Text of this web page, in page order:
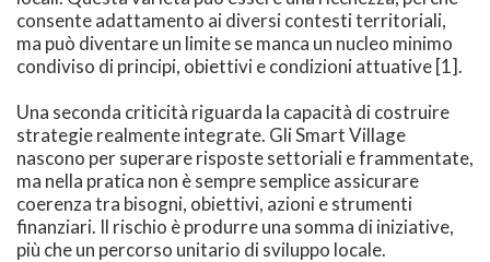
consente adattamento ai diversi contesti territoriali,
ma può diventare un limite se manca un nucleo minimo
condiviso di principi, obiettivi e condizioni attuative [1].
Una seconda criticità riguarda la capacità di costruire
strategie realmente integrate. Gli Smart Village
nascono per superare risposte settoriali e frammentate,
ma nella pratica non è sempre semplice assicurare
coerenza tra bisogni, obiettivi, azioni e strumenti
finanziari. Il rischio è produrre una somma di iniziative,
più che un percorso unitario di sviluppo locale.